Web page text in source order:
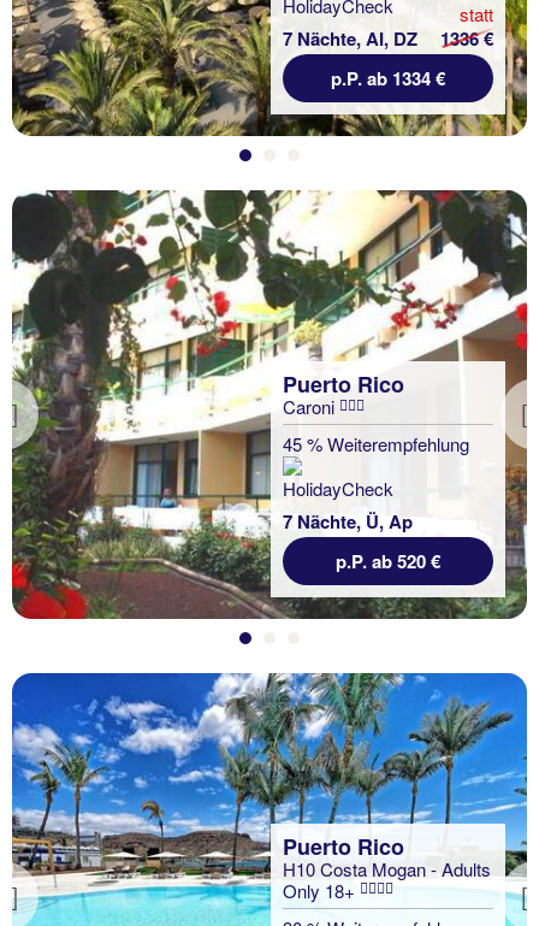
7 Nächte, AI, DZ
statt
1336 €
p.P. ab 1334 €
Previous
Puerto Rico
Caroni
45 % Weiterempfehlung
7 Nächte, Ü, Ap
p.P. ab 520 €
Puerto Rico
H10 Costa Mogan - Adults
Only 18+